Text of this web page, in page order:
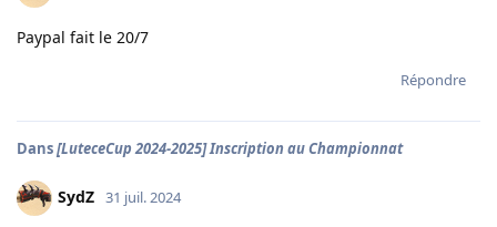
Paypal fait le 20/7
Répondre
Dans[LuteceCup 2024-2025] Inscription au Championnat
SydZ 31 juil. 2024